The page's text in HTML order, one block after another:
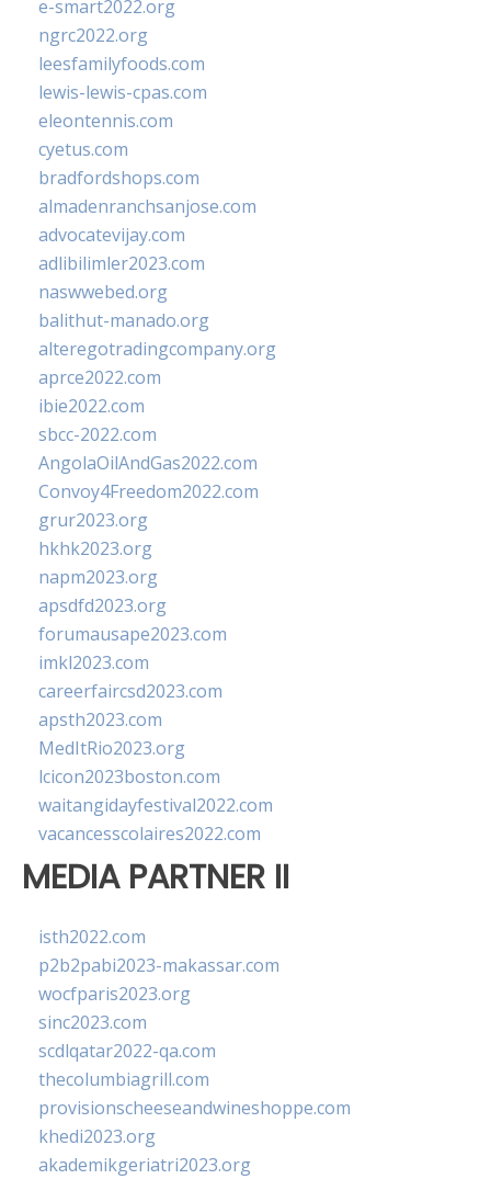
e-smart2022.org
ngrc2022.org
leesfamilyfoods.com
lewis-lewis-cpas.com
eleontennis.com
cyetus.com
bradfordshops.com
almadenranchsanjose.com
advocatevijay.com
adlibilimler2023.com
naswwebed.org
balithut-manado.org
alteregotradingcompany.org
aprce2022.com
ibie2022.com
sbcc-2022.com
AngolaOilAndGas2022.com
Convoy4Freedom2022.com
grur2023.org
hkhk2023.org
napm2023.org
apsdfd2023.org
forumausape2023.com
imkl2023.com
careerfaircsd2023.com
apsth2023.com
MedItRio2023.org
lcicon2023boston.com
waitangidayfestival2022.com
vacancesscolaires2022.com
MEDIA PARTNER II
isth2022.com
p2b2pabi2023-makassar.com
wocfparis2023.org
sinc2023.com
scdlqatar2022-qa.com
thecolumbiagrill.com
provisionscheeseandwineshoppe.com
khedi2023.org
akademikgeriatri2023.org